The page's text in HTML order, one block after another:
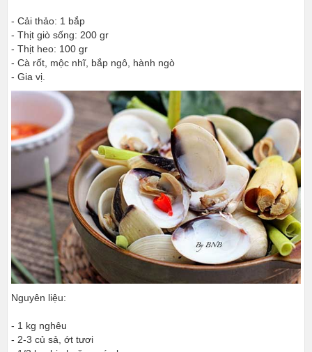
- Cải thảo: 1 bắp
- Thịt giò sống: 200 gr
- Thịt heo: 100 gr
- Cà rốt, mộc nhĩ, bắp ngô, hành ngò
- Gia vị.
Nguyên liệu:
- 1 kg nghêu
- 2-3 củ sả, ớt tươi